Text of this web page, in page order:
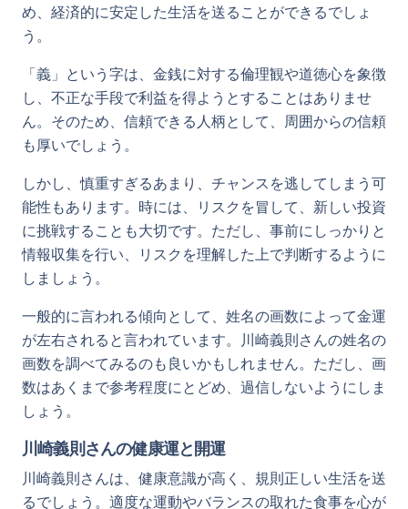
め、経済的に安定した生活を送ることができるでしょ
う。
「義」という字は、金銭に対する倫理観や道徳心を象徴
し、不正な手段で利益を得ようとすることはありませ
ん。そのため、信頼できる人柄として、周囲からの信頼
も厚いでしょう。
しかし、慎重すぎるあまり、チャンスを逃してしまう可
能性もあります。時には、リスクを冒して、新しい投資
に挑戦することも大切です。ただし、事前にしっかりと
情報収集を行い、リスクを理解した上で判断するように
しましょう。
一般的に言われる傾向として、姓名の画数によって金運
が左右されると言われています。川崎義則さんの姓名の
画数を調べてみるのも良いかもしれません。ただし、画
数はあくまで参考程度にとどめ、過信しないようにしま
しょう。
川崎義則さんの健康運と開運
川崎義則さんは、健康意識が高く、規則正しい生活を送
るでしょう。適度な運動やバランスの取れた食事を心が